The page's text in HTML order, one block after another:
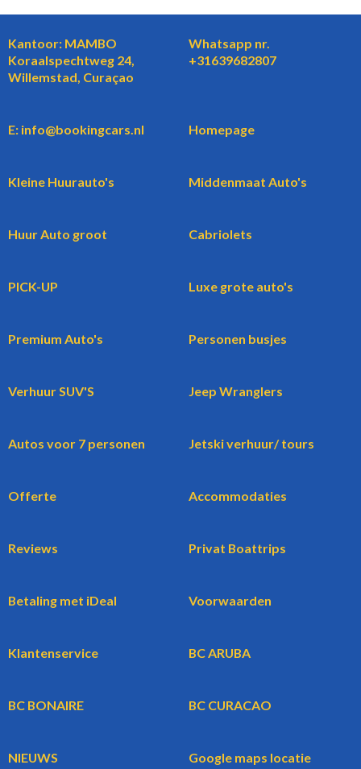
Kantoor: MAMBO
Koraalspechtweg 24,
Willemstad, Curaçao
Whatsapp nr.
+31639682807
E: info@bookingcars.nl Homepage
Kleine Huurauto's Middenmaat Auto's
Huur Auto groot Cabriolets
PICK-UP Luxe grote auto's
Premium Auto's Personen busjes
Verhuur SUV'S Jeep Wranglers
Autos voor 7 personen Jetski verhuur/ tours
Offerte Accommodaties
Reviews Privat Boattrips
Betaling met iDeal Voorwaarden
Klantenservice BC ARUBA
BC BONAIRE BC CURACAO
NIEUWS Google maps locatie